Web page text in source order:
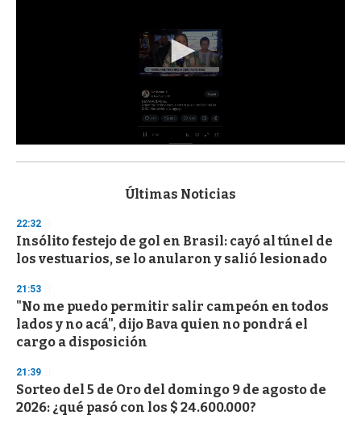
s
d
s
o
f
3
s
e
c
o
d
s
Últimas Noticias
22:32
Insólito festejo de gol en Brasil: cayó al túnel de
los vestuarios, se lo anularon y salió lesionado
21:53
"No me puedo permitir salir campeón en todos
lados y no acá", dijo Bava quien no pondrá el
cargo a disposición
21:39
Sorteo del 5 de Oro del domingo 9 de agosto de
2026: ¿qué pasó con los $ 24.600.000?